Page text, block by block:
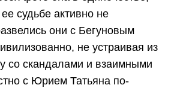
судьбе активно не
они с Бегуновым
не устраивая из
со скандалами и взаимными
с Юрием Татьяна по-